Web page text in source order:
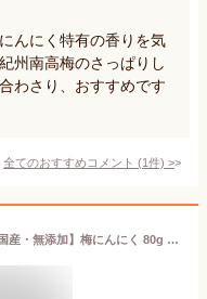
んにく特有の香りを気
州南高梅のさっぱりし
わさり、おすすめです
全てのおすすめコメント (1件) >
【1000円ポッキリ】 【送料無料】【国産・無添加】梅にんにく 80g 低臭 安心の国産原料 紀州南高梅使用 かつお風味 ご飯のお供に お料理にも